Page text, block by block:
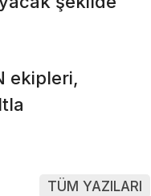
ekipleri,
TÜM YAZILARI